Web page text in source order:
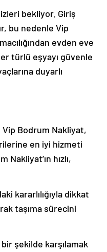
bekliyor. Giriş
bu nedenle Vip
evden eve
türlü eşyayı güvenle
duyarlı
Bodrum Nakliyat,
en iyi hizmeti
hızlı,
kararlılığıyla dikkat
taşıma sürecini
bir şekilde karşılamak